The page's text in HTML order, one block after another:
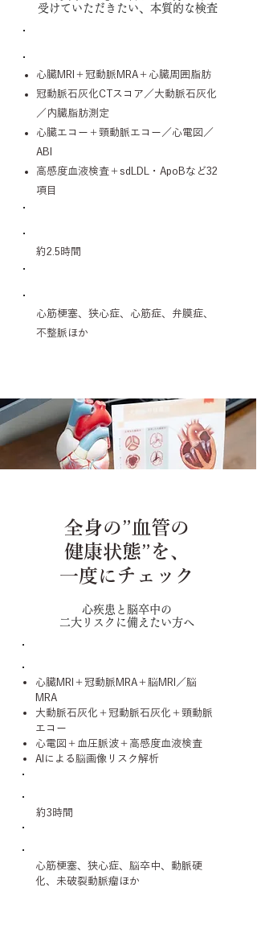
受けていただきたい、本質的な検査
心臓MRI＋冠動脈MRA＋心臓周囲脂肪
冠動脈石灰化CTスコア／大動脈石灰化
／内臓脂肪測定
心臓エコー＋頸動脈エコー／心電図／
ABI
高感度血液検査＋sdLDL・ApoBなど32
項目
約2.5時間
心筋梗塞、狭心症、心筋症、弁膜症、
不整脈ほか
全身の”血管の
健康状態”を、
一度にチェック
心疾患と脳卒中の
二大リスクに備えたい方へ
心臓MRI＋冠動脈MRA＋脳MRI／脳
MRA
大動脈石灰化＋冠動脈石灰化＋頸動脈
エコー
心電図＋血圧脈波＋高感度血液検査
AIによる脳画像リスク解析
約3時間
心筋梗塞、狭心症、脳卒中、動脈硬
化、未破裂動脈瘤ほか